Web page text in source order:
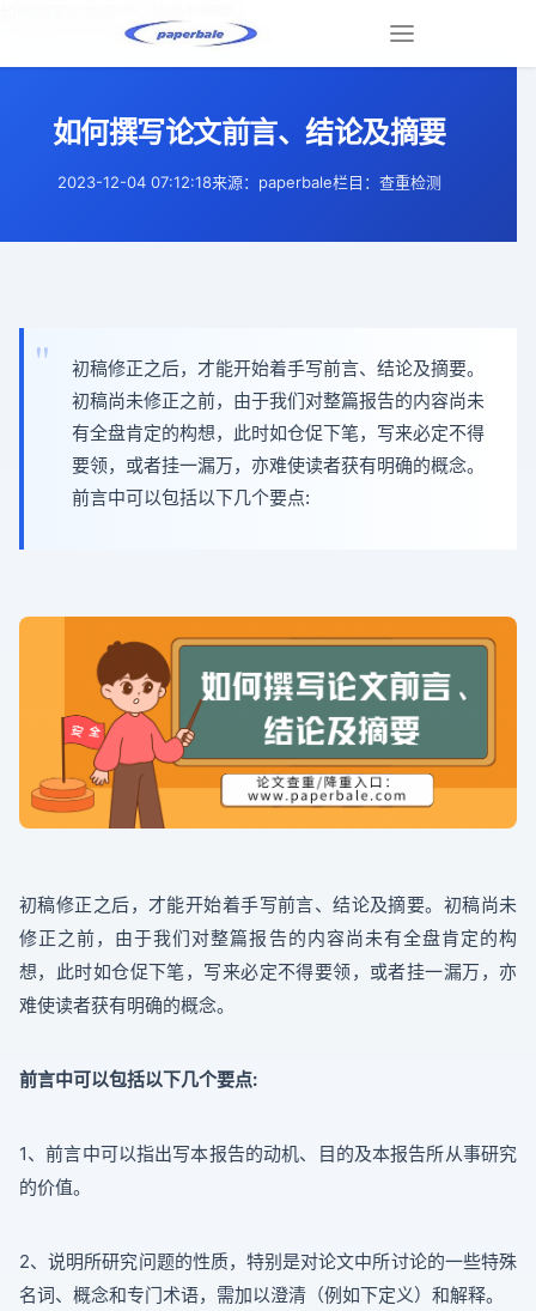
navigation
如何撰写论文前言、结论及摘要
2023-12-04 07:12:18来源：paperbale栏目：查重检测
初稿修正之后，才能开始着手写前言、结论及摘要。
初稿尚未修正之前，由于我们对整篇报告的内容尚未
有全盘肯定的构想，此时如仓促下笔，写来必定不得
要领，或者挂一漏万，亦难使读者获有明确的概念。
前言中可以包括以下几个要点:
初稿修正之后，才能开始着手写前言、结论及摘要。初稿尚未
修正之前，由于我们对整篇报告的内容尚未有全盘肯定的构
想，此时如仓促下笔，写来必定不得要领，或者挂一漏万，亦
难使读者获有明确的概念。
前言中可以包括以下几个要点:
1、前言中可以指出写本报告的动机、目的及本报告所从事研究
的价值。
2、说明所研究问题的性质，特别是对论文中所讨论的一些特殊
名词、概念和专门术语，需加以澄清（例如下定义）和解释。